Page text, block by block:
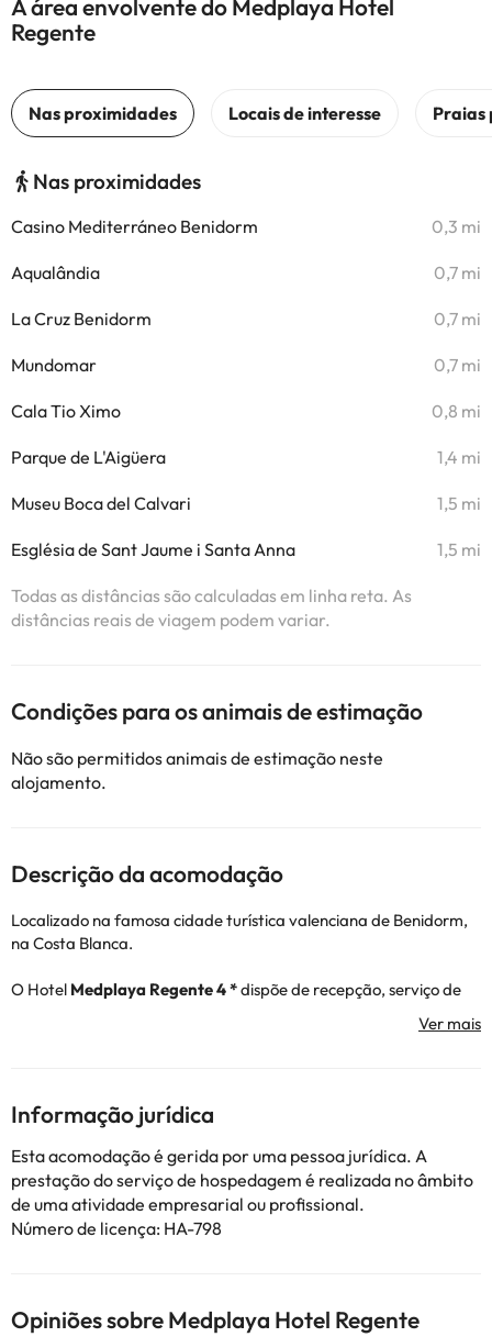
A área envolvente do Medplaya Hotel
Regente
Nas proximidades
Casino Mediterráneo Benidorm 0,3 mi
Aqualândia 0,7 mi
La Cruz Benidorm 0,7 mi
Mundomar 0,7 mi
Cala Tio Ximo 0,8 mi
Parque de L'Aigüera 1,4 mi
Museu Boca del Calvari 1,5 mi
Església de Sant Jaume i Santa Anna 1,5 mi
Todas as distâncias são calculadas em linha reta. As
distâncias reais de viagem podem variar.
Condições para os animais de estimação
Não são permitidos animais de estimação neste
alojamento.
Descrição da acomodação
Localizado na famosa cidade turística valenciana de Benidorm,
na Costa Blanca.
O Hotel Medplaya Regente 4 *dispõe de recepção, serviço de
restaurante, ligação Wi-Fi gratuita na recepção, parque de
estacionamento (pago), bem como piscinas exteriores e zona
Os quartos dispõem de televisão, ar condicionado e aquecimento
e casa de banho completa com duche ou banheira e secador de
cabelo.
Aproveite a sua estadia para conhecer pessoas como: Praia do
Levante a apenas 750 metros,
ótimo
Mediterráneo a cerca de 3 km a pé e aprecie as belas vistas.
na costa.
Informação jurídica
Esta acomodação é gerida por uma pessoa jurídica. A
prestação do serviço de hospedagem é realizada no âmbito
de uma atividade empresarial ou profissional.
Número de licença: HA-798
Opiniões sobre Medplaya Hotel Regente